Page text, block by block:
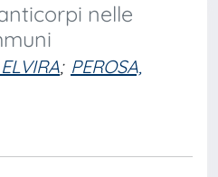
nelle
; PEROSA,